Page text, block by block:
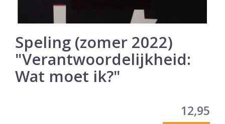
Speling (zomer 2022)
"Verantwoordelijkheid:
Wat moet ik?"
12,95